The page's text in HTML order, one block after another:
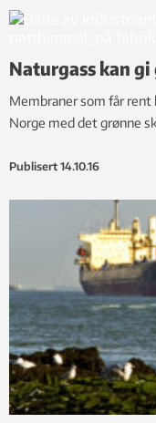
Naturgass kan
Membraner som får rent
Norge med det grønne
Publisert 14.10.16